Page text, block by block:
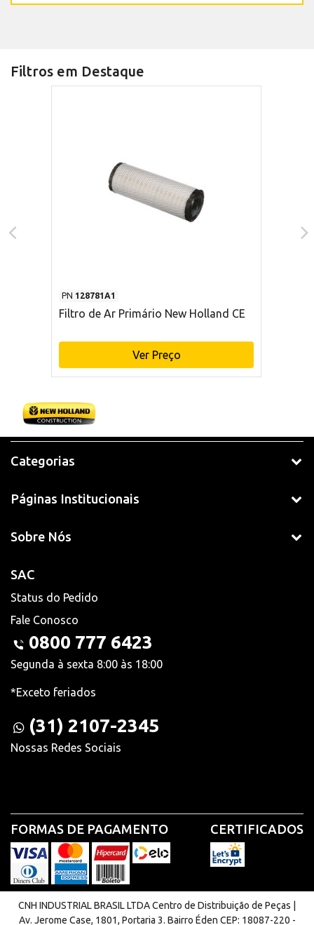
Filtros em Destaque
PN 128781A1
Filtro de Ar Primário New Holland CE
Ver Preço
Categorias
Páginas Institucionais
Sobre Nós
SAC
Status do Pedido
Fale Conosco
0800 777 6423
Segunda à sexta 8:00 às 18:00
*Exceto feriados
(31) 2107-2345
Nossas Redes Sociais
FORMAS DE PAGAMENTO CERTIFICADOS
CNH INDUSTRIAL BRASIL LTDA Centro de Distribuição de Peças |
Av. Jerome Case, 1801, Portaria 3. Bairro Éden CEP: 18087-220 -